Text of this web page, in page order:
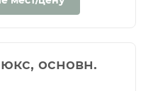
основн.